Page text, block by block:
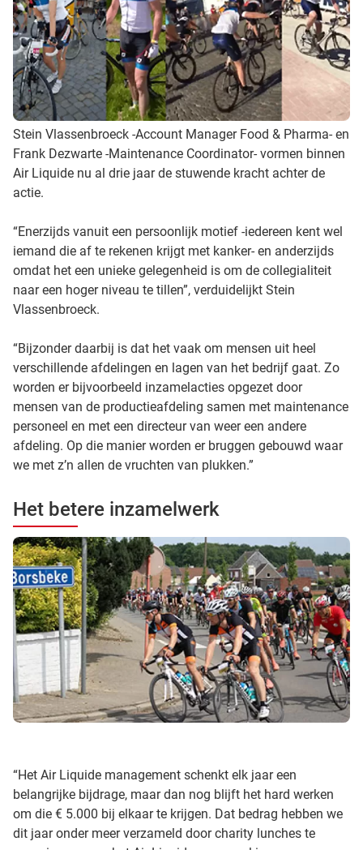
Stein Vlassenbroeck -Account Manager Food & Pharma- en
Frank Dezwarte -Maintenance Coordinator- vormen binnen
Air Liquide nu al drie jaar de stuwende kracht achter de
actie.
“Enerzijds vanuit een persoonlijk motief -iedereen kent wel
iemand die af te rekenen krijgt met kanker- en anderzijds
omdat het een unieke gelegenheid is om de collegialiteit
naar een hoger niveau te tillen”, verduidelijkt Stein
Vlassenbroeck.
“Bijzonder daarbij is dat het vaak om mensen uit heel
verschillende afdelingen en lagen van het bedrijf gaat. Zo
worden er bijvoorbeeld inzamelacties opgezet door
mensen van de productieafdeling samen met maintenance
personeel en met een directeur van weer een andere
afdeling. Op die manier worden er bruggen gebouwd waar
we met z’n allen de vruchten van plukken.”
Het betere inzamelwerk
“Het Air Liquide management schenkt elk jaar een
belangrijke bijdrage, maar dan nog blijft het hard werken
om die € 5.000 bij elkaar te krijgen. Dat bedrag hebben we
dit jaar onder meer verzameld door charity lunches te